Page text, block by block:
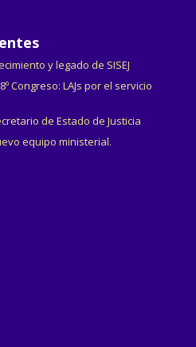
y legado de SISEJ
Congreso: LAJs por el servicio
de Estado de Justicia
equipo ministerial.